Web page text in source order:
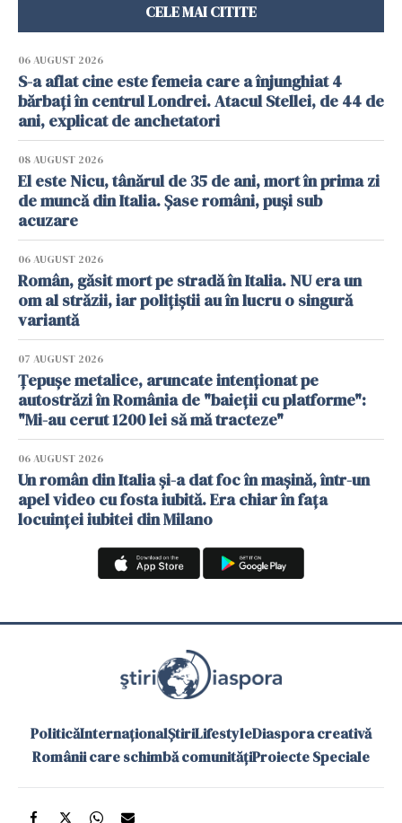
CELE MAI CITITE
06 AUGUST 2026
S-a aflat cine este femeia care a înjunghiat 4
bărbați în centrul Londrei. Atacul Stellei, de 44 de
ani, explicat de anchetatori
08 AUGUST 2026
El este Nicu, tânărul de 35 de ani, mort în prima zi
de muncă din Italia. Șase români, puși sub
acuzare
06 AUGUST 2026
Român, găsit mort pe stradă în Italia. NU era un
om al străzii, iar polițiștii au în lucru o singură
variantă
07 AUGUST 2026
Țepușe metalice, aruncate intenționat pe
autostrăzi în România de "baieții cu platforme":
"Mi-au cerut 1200 lei să mă tracteze"
06 AUGUST 2026
Un român din Italia și-a dat foc în mașină, într-un
apel video cu fosta iubită. Era chiar în fața
locuinței iubitei din Milano
PoliticăInternaționalȘtiriLifestyleDiaspora creativă
Românii care schimbă comunitățiProiecte Speciale